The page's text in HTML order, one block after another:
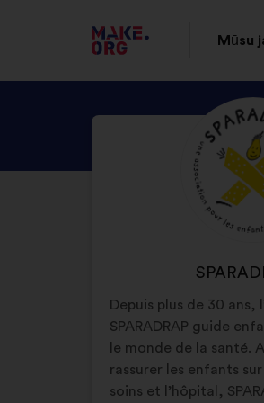
DOTIES
UZ
VIETNES
MAKE.ORG
Mūsu
jaunā
cilnē
Depuis plus de 30 ans,
SPARADRAP guide
le monde de la santé.
rassurer les enfants
soins et l’hôpital,